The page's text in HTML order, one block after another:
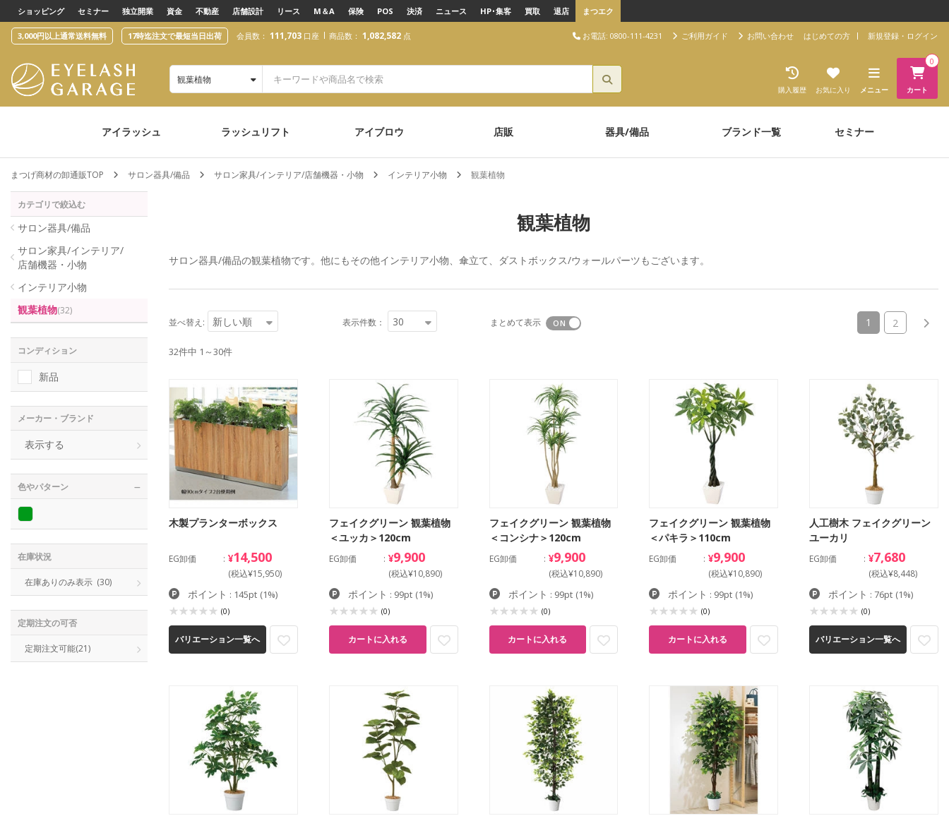
text.skipToContent
text.skipToNavigation
ショッピング セミナー 独立開業 資金 不動産 店舗設計 リース M＆A 保険 POS 決済 ニュース HP･集客 買取 退店 まつエク
3,000円以上通常送料無料 17時迄注文で最短当日出荷 会員数： 111,703 口座 商品数： 1,082,582 点 お電話: 0800-111-4231 ご利用ガイド お問い合わせ はじめての方 新規登録・ログイン
カート
0
メニュー
お気に入り
購入履歴
観葉植物
アイラッシュ ラッシュリフト アイブロウ 店販 器具/備品 ブランド一覧 セミナー
まつげ商材の卸通販TOP サロン器具/備品 サロン家具/インテリア/店舗機器・小物 インテリア小物 観葉植物
カテゴリで絞込む
サロン器具/備品
サロン家具/インテリア/
店舗機器・小物
インテリア小物
観葉植物(32)
コンディション
新品
メーカー・ブランド
表示する
色やパターン
在庫状況
在庫ありのみ表示 (30)
定期注文の可否
定期注文可能(21)
観葉植物
サロン器具/備品の観葉植物です。他にもその他インテリア小物、 傘立て、 ダストボックス/ウォールパーツもございます。
並べ替え: 新しい順 表示件数： 30 まとめて表示 1 (current)
2
32件中 1～30件
木製プランターボックス
EG卸価 ¥14,500
(税込¥15,950)
ポイント : 145pt (1%)
(0)
バリエーション一覧へ
フェイクグリーン 観葉植物
＜ユッカ＞120cm
EG卸価 ¥9,900
(税込¥10,890)
ポイント : 99pt (1%)
(0)
カートに入れる
フェイクグリーン 観葉植物
＜コンシナ＞120cm
EG卸価 ¥9,900
(税込¥10,890)
ポイント : 99pt (1%)
(0)
カートに入れる
フェイクグリーン 観葉植物
＜パキラ＞110cm
EG卸価 ¥9,900
(税込¥10,890)
ポイント : 99pt (1%)
(0)
カートに入れる
人工樹木 フェイクグリーン
ユーカリ
EG卸価 ¥7,680
(税込¥8,448)
ポイント : 76pt (1%)
(0)
バリエーション一覧へ